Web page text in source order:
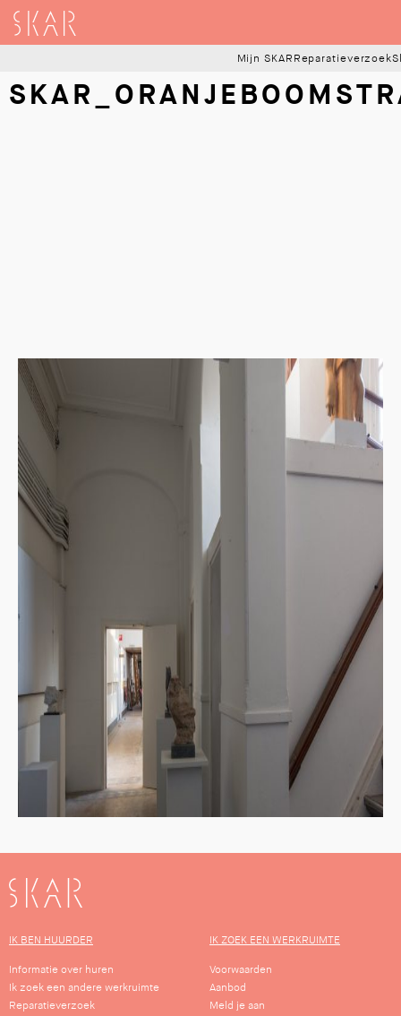
SKAR
Mijn SKAR Reparatieverzoek
SKAR
IK BEN HUURDER
Informatie over huren
Ik zoek een andere werkruimte
Reparatieverzoek
IK ZOEK EEN WERKRUIMTE
Voorwaarden
Aanbod
Meld je aan